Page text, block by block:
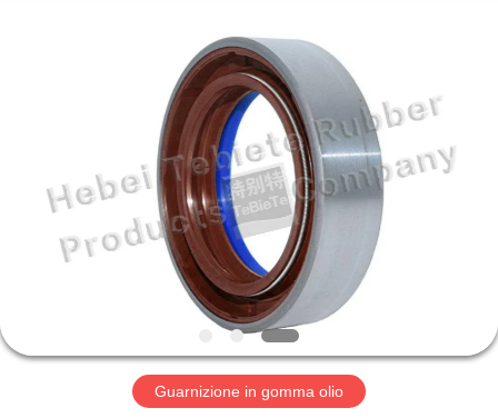
PRODOTTI
CIRCA
GIRO
Guarnizione in gomma olio